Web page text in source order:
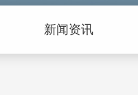
新闻资讯